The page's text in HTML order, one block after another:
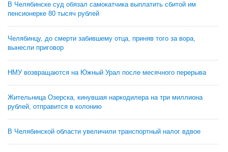
В Челябинске суд обязал самокатчика выплатить сбитой им
пенсионерке 80 тысяч рублей
Челябинцу, до смерти забившему отца, приняв того за вора,
вынесли приговор
НМУ возвращаются на Южный Урал после месячного перерыва
Жительница Озерска, кинувшая наркодилера на три миллиона
рублей, отправится в колонию
В Челябинской области увеличили транспортный налог вдвое